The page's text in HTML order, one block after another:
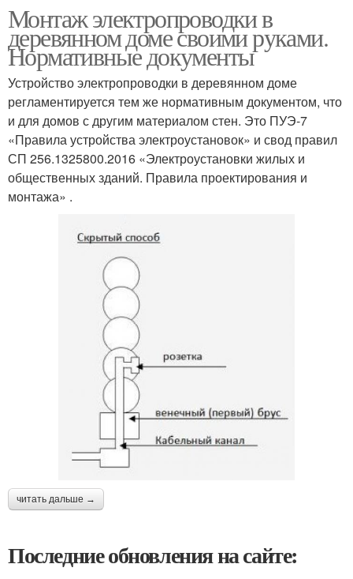
Монтаж электропроводки в
деревянном доме своими руками.
Нормативные документы
Устройство электропроводки в деревянном доме
регламентируется тем же нормативным документом, что
и для домов с другим материалом стен. Это ПУЭ-7
«Правила устройства электроустановок» и свод правил
СП 256.1325800.2016 «Электроустановки жилых и
общественных зданий. Правила проектирования и
монтажа» .
читать дальше →
Последние обновления на сайте: